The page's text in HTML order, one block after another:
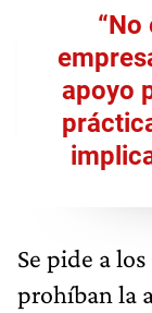
apoyo
Se pide a
prohíban la